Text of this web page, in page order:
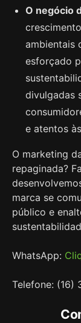
O negócio
ambientais
esforçado
divulgadas
e atentos
O marketing
repaginada?
marca se
público e
WhatsApp:
Telefone: (16)